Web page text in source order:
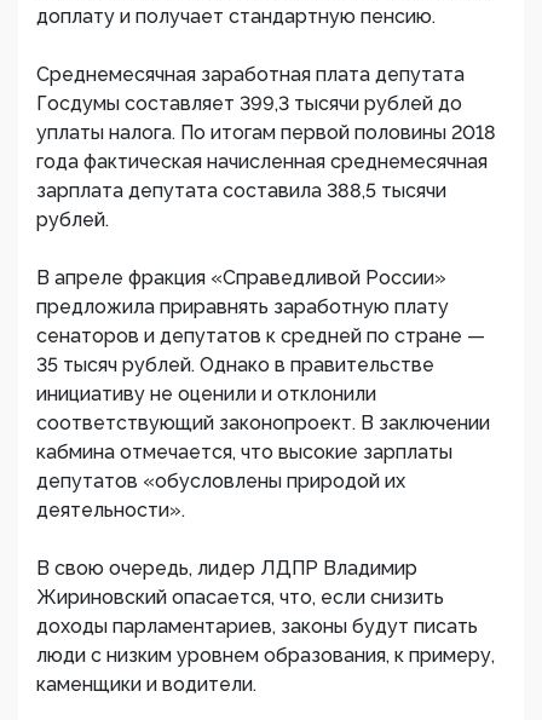
доплату и получает стандартную пенсию.
Среднемесячная заработная плата депутата
Госдумы составляет 399,3 тысячи рублей до
уплаты налога. По итогам первой половины 2018
года фактическая начисленная среднемесячная
зарплата депутата составила 388,5 тысячи
рублей.
В апреле фракция «Справедливой России»
предложила приравнять заработную плату
сенаторов и депутатов к средней по стране —
35 тысяч рублей. Однако в правительстве
инициативу не оценили и отклонили
соответствующий законопроект. В заключении
кабмина отмечается, что высокие зарплаты
депутатов «обусловлены природой их
деятельности».
В свою очередь, лидер ЛДПР Владимир
Жириновский опасается, что, если снизить
доходы парламентариев, законы будут писать
люди с низким уровнем образования, к примеру,
каменщики и водители.